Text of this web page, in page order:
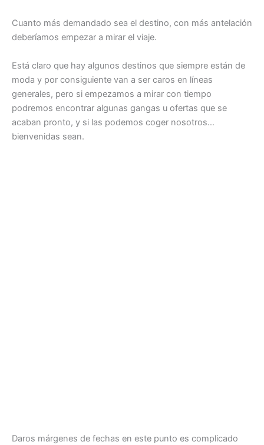
Cuanto más demandado sea el destino, con más antelación
deberíamos empezar a mirar el viaje.
Está claro que hay algunos destinos que siempre están de
moda y por consiguiente van a ser caros en líneas
generales, pero si empezamos a mirar con tiempo
podremos encontrar algunas gangas u ofertas que se
acaban pronto, y si las podemos coger nosotros…
bienvenidas sean.
Daros márgenes de fechas en este punto es complicado